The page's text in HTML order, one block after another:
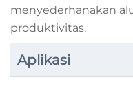
menyederhanakan
produktivitas.
Aplikasi